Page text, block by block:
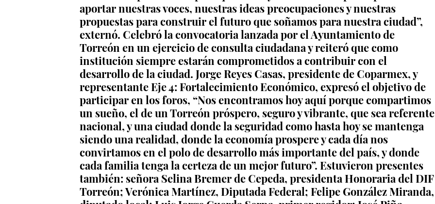
aportar nuestras voces, nuestras ideas preocupaciones y nuestras
propuestas para construir el futuro que soñamos para nuestra ciudad”,
externó. Celebró la convocatoria lanzada por el Ayuntamiento de
Torreón en un ejercicio de consulta ciudadana y reiteró que como
institución siempre estarán comprometidos a contribuir con el
desarrollo de la ciudad. Jorge Reyes Casas, presidente de Coparmex, y
representante Eje 4: Fortalecimiento Económico, expresó el objetivo de
participar en los foros, “Nos encontramos hoy aquí porque compartimos
un sueño, el de un Torreón próspero, seguro y vibrante, que sea referente
nacional, y una ciudad donde la seguridad como hasta hoy se mantenga
siendo una realidad, donde la economía prospere y cada día nos
convirtamos en el polo de desarrollo más importante del país, y donde
cada familia tenga la certeza de un mejor futuro”. Estuvieron presentes
también: señora Selina Bremer de Cepeda, presidenta Honoraria del DIF
Torreón; Verónica Martínez, Diputada Federal; Felipe González Miranda,